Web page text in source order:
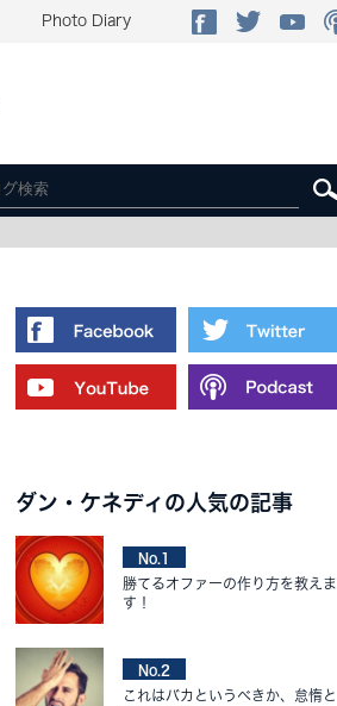
Photo Diary
ダン・ケネディの人気の記事
No.1
勝てるオファーの作り方を教えま
す！
No.2
これはバカというべきか、怠惰と